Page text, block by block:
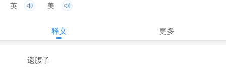
英 美
释义 更多
遗腹子